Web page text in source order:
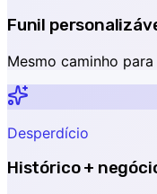
Funil
Mesmo caminho
Desperdício
Histórico +